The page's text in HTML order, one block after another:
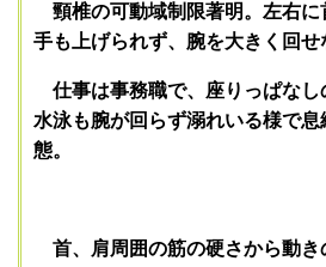
頸椎の可動域制限著明。左右に
手も上げられず、腕を大きく回せ
仕事は事務職で、座りっぱなし
水泳も腕が回らず溺れいる様で
態。
首、肩周囲の筋の硬さから動き